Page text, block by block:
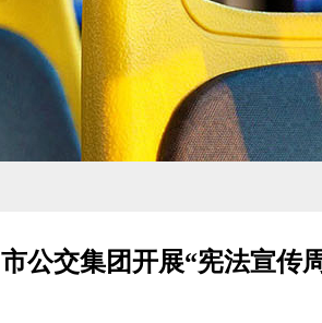
市公交集团开展“宪法宣传